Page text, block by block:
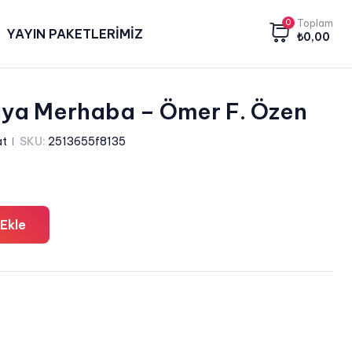
YAYIN PAKETLERİMİZ
0 Toplam
₺0,00
Merhaba – Ömer F. Özen
SKU: 2513655f8135